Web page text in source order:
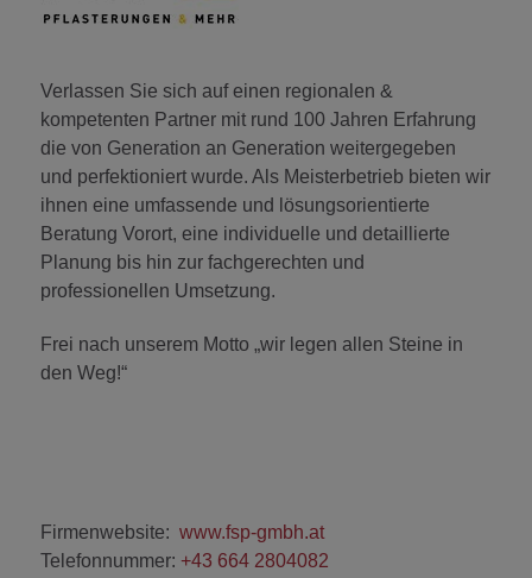
Verlassen Sie sich auf einen regionalen &
kompetenten Partner mit rund 100 Jahren Erfahrung
die von Generation an Generation weitergegeben
und perfektioniert wurde. Als Meisterbetrieb bieten wir
ihnen eine umfassende und lösungsorientierte
Beratung Vorort, eine individuelle und detaillierte
Planung bis hin zur fachgerechten und
professionellen Umsetzung.
Frei nach unserem Motto „wir legen allen Steine in
den Weg!“
Firmenwebsite: www.fsp-gmbh.at
Telefonnummer: +43 664 2804082